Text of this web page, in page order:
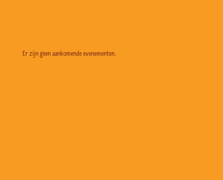
Er zijn geen aankomende evenementen.